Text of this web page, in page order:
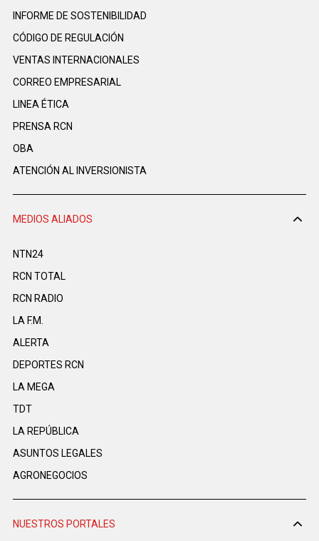
INFORME DE SOSTENIBILIDAD
CÓDIGO DE REGULACIÓN
VENTAS INTERNACIONALES
CORREO EMPRESARIAL
LINEA ÉTICA
PRENSA RCN
OBA
ATENCIÓN AL INVERSIONISTA
MEDIOS ALIADOS
NTN24
RCN TOTAL
RCN RADIO
LA F.M.
ALERTA
DEPORTES RCN
LA MEGA
TDT
LA REPÚBLICA
ASUNTOS LEGALES
AGRONEGOCIOS
NUESTROS PORTALES